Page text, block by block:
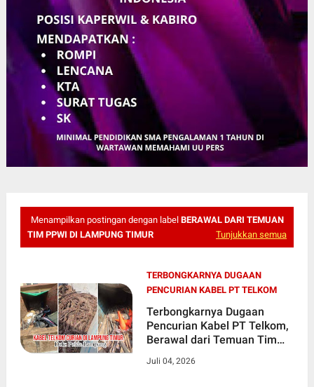
Menampilkan postingan dengan label BERAWAL DARI TEMUAN
TIM PPWI DI LAMPUNG TIMUR
Tunjukkan semua
TERBONGKARNYA DUGAAN
PENCURIAN KABEL PT TELKOM
Terbongkarnya Dugaan
Pencurian Kabel PT Telkom,
Berawal dari Temuan Tim
Juli 04, 2026